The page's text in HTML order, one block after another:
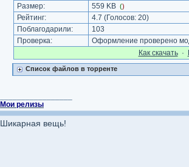
Размер:
559 KB ()
Рейтинг: 4.7 (Голосов: 20)
Поблагодарили:
103
Проверка:
Оформление проверено
Как cкачать·
Список файлов в торренте
Мои релизы
Шикарная вещь!